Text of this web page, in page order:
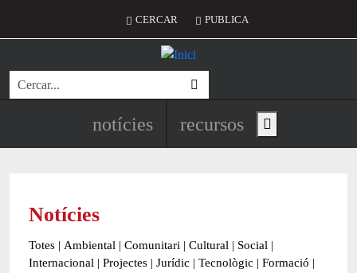
Menú del compte d'usuari
CERCAR PUBLICA
Cerca
Navegació principal de
notícies recursos Show main menu
Notícies
Totes | Ambiental | Comunitari | Cultural | Social |
Internacional | Projectes | Jurídic | Tecnològic | Formació |